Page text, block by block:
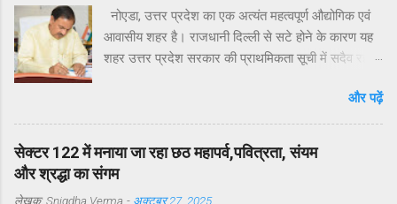
नोएडा, उत्तर प्रदेश का एक अत्यंत महत्वपूर्ण औद्योगिक एवं
आवासीय शहर है। राजधानी दिल्ली से सटे होने के कारण यह
शहर उत्तर प्रदेश सरकार की प्राथमिकता सूची में सदैव रहा
विगत वर्षों में नोएडा, ग्रेटर नोएडा और यमुना एक्सप्रेसवे क्षेत्रों
का अभूतपूर्व दौरा किया है।परंतु, यह अत्यंत खेदजनक है कि
स्थानीय सांसद डॉ. महेश शर्मा एवं विधायक श्री पंकज सिंह
नोएडा के विकास में अपेक्षित सक्रियता नहीं दिखा रहे हैं।
और पढ़ें
सेक्टर 122 में मनाया जा रहा छठ महापर्व,पवित्रता, संयम
और श्रद्धा का संगम
लेखक: Snigdha Verma - अक्टूबर 27, 2025